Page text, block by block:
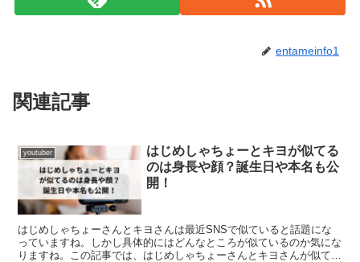
entameinfo1
関連記事
youtuber
はじめしゃちょーとキヨが似てる
のは身長や顔？誕生日や本名も公
開！
はじめしゃちょーさんとキヨさんは最近SNSで似ていると話題にな
っていますね。しかし具体的にはどんなところが似ているのか気にな
りますね。この記事では、はじめしゃちょーさんとキヨさんが似てる